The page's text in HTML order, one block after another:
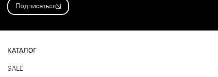
Подписаться
КАТАЛОГ
SALE